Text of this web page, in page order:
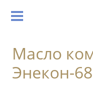
Масло
Энекон-68